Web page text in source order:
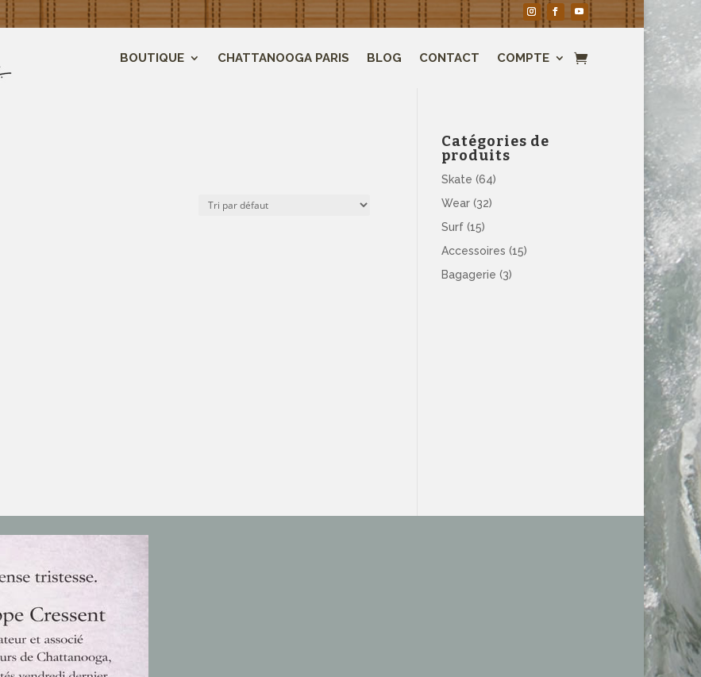
BOUTIQUE CHATTANOOGA PARIS BLOG CONTACT COMPTE
Catégories de
produits
Skate (64)
Wear (32)
Surf (15)
Accessoires (15)
Bagagerie (3)